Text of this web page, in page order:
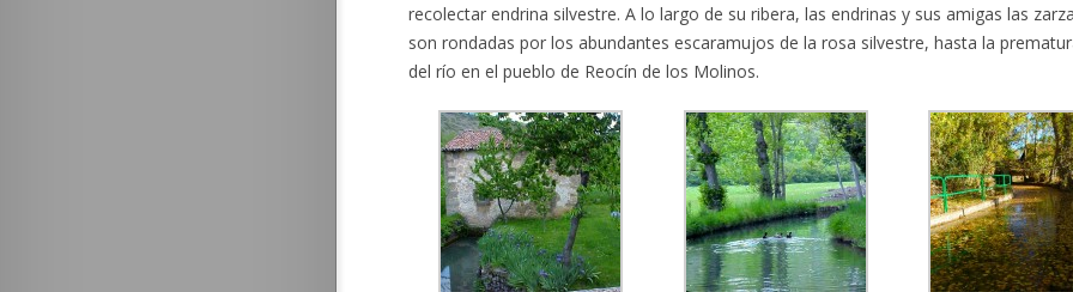
recolectar endrina silvestre. A lo largo de su ribera, las endrinas y sus amigas las
son rondadas por los abundantes escaramujos de la rosa silvestre, hasta la
del río en el pueblo de Reocín de los Molinos.